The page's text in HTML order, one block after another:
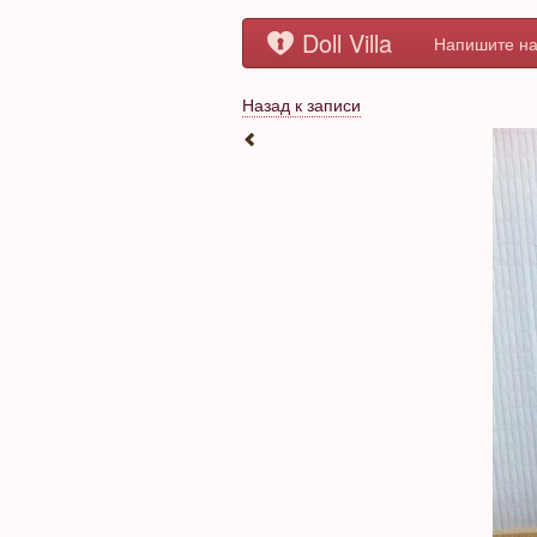
Doll Villa Напишите
Назад к записи